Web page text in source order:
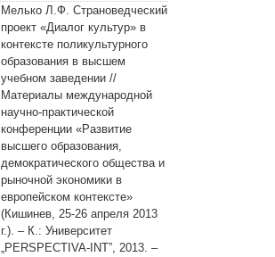
Мелько Л.Ф. Страноведческий
проект «Диалог культур» в
контексте поликультурного
образования в высшем
учебном заведении //
Материалы международной
научно-практической
конференции «Развитие
высшего образования,
демократического общества и
рыночной экономики в
европейском контексте»
(Кишинев, 25-26 апреля 2013
г.). – К.: Университет
„PERSPECTIVA-INT”, 2013. –